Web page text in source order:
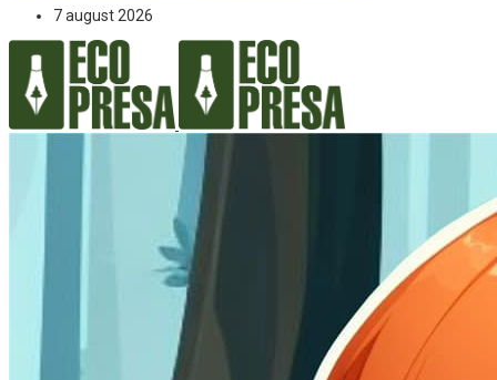
7 august 2026